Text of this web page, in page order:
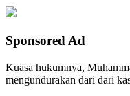
Sponsored Ad
Kuasa hukumnya,
mengundurakan dari dari